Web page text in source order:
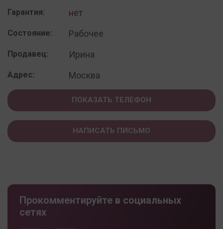
Гарантия: нет
Состояние: Рабочее
Продавец: Ирина
Адрес: Москва
ПОКАЗАТЬ ТЕЛЕФОН
НАПИСАТЬ ПИСЬМО
Прокомментируйте в социальных
сетях